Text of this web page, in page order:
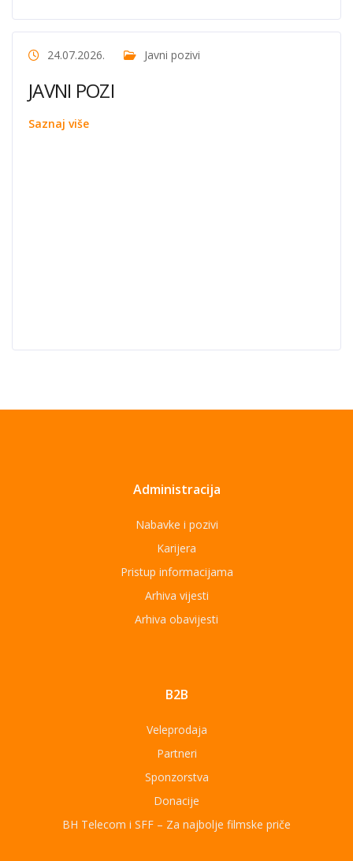
24.07.2026. Javni pozivi
JAVNI POZI
Saznaj više
Administracija
Nabavke i pozivi
Karijera
Pristup informacijama
Arhiva vijesti
Arhiva obavijesti
B2B
Veleprodaja
Partneri
Sponzorstva
Donacije
BH Telecom i SFF – Za najbolje filmske priče